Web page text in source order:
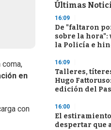
coma,
en
con
Últimas
16:09
De "faltaron
sobre la
la Policía e
16:09
Talleres,
Hugo
edición del
16:00
El
despertar que